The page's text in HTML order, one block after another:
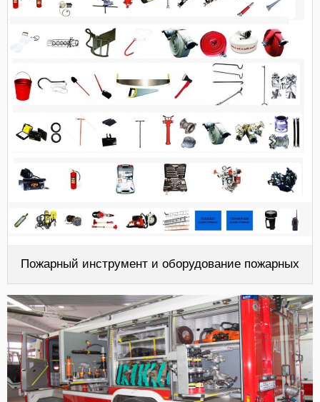
Пожарный инструмент и оборудование пожарных